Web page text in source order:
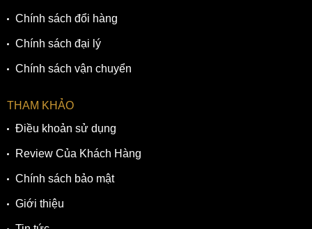
Chính sách đổi hàng
Chính sách đại lý
Chính sách vận chuyển
THAM KHẢO
Điều khoản sử dụng
Review Của Khách Hàng
Chính sách bảo mật
Giới thiệu